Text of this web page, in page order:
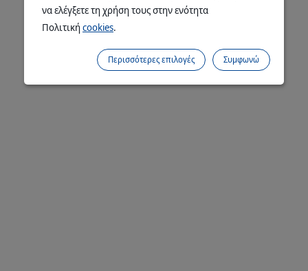
να ελέγξετε τη χρήση τους στην ενότητα
Πολιτικήcookies.
Συμφωνώ
Περισσότερες επιλογές